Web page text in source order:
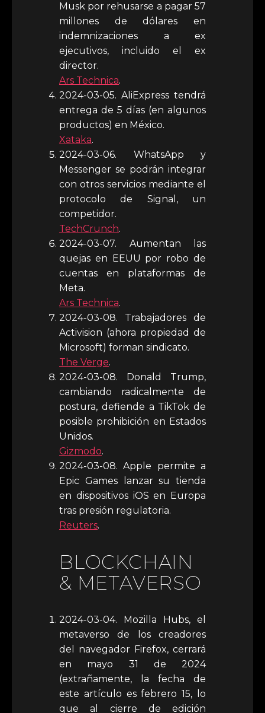
Musk por rehusarse a pagar 57
millones de dólares en
indemnizaciones a ex
ejecutivos, incluido el ex
director.
Ars Technica.
2024-03-05. AliExpress tendrá
entrega de 5 días (en algunos
productos) en México.
Xataka.
2024-03-06. WhatsApp y
Messenger se podrán integrar
con otros servicios mediante el
protocolo de Signal, un
competidor.
TechCrunch.
2024-03-07. Aumentan las
quejas en EEUU por robo de
cuentas en plataformas de
Meta.
Ars Technica.
2024-03-08. Trabajadores de
Activision (ahora propiedad de
Microsoft) forman sindicato.
The Verge.
2024-03-08. Donald Trump,
cambiando radicalmente de
postura, defiende a TikTok de
posible prohibición en Estados
Unidos.
Gizmodo.
2024-03-08. Apple permite a
Epic Games lanzar su tienda
en dispositivos iOS en Europa
tras presión regulatoria.
Reuters.
BLOCKCHAIN
& METAVERSO
2024-03-04. Mozilla Hubs, el
metaverso de los creadores
del navegador Firefox, cerrará
en mayo 31 de 2024
(extrañamente, la fecha de
este artículo es febrero 15, lo
que al cierre de edición